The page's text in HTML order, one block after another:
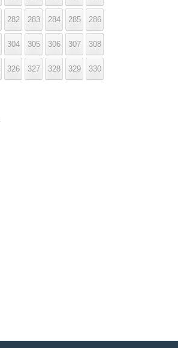
282 283 284 285 286
304 305 306 307 308
326 327 328 329 330